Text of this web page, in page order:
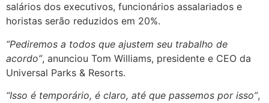
salários dos executivos, funcionários assalariados e
horistas serão reduzidos em 20%.
“Pediremos a todos que ajustem seu trabalho de
acordo”, anunciou Tom Williams, presidente e CEO da
Universal Parks & Resorts.
“Isso é temporário, é claro, até que passemos por isso”,